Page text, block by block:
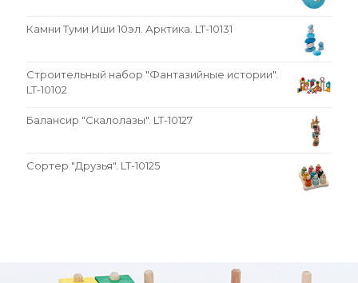
Камни Туми Иши 10эл. Арктика. LT-10131
Строительный набор "Фантазийные истории".
LT-10102
Балансир "Скалолазы". LT-10127
Сортер "Друзья". LT-10125